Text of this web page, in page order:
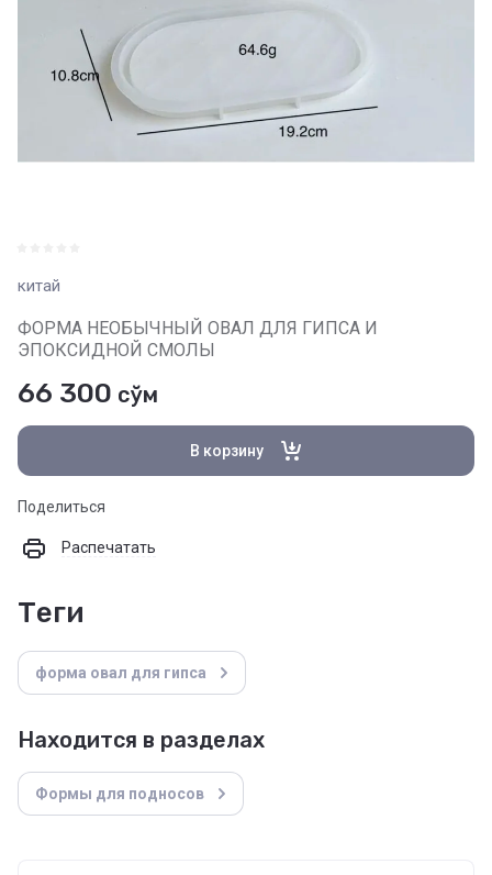
китай
ФОРМА НЕОБЫЧНЫЙ ОВАЛ ДЛЯ ГИПСА И
ЭПОКСИДНОЙ СМОЛЫ
66 300 сўм
В корзину
Поделиться
Распечатать
теги
форма овал для гипса
Находится в разделах
Формы для подносов